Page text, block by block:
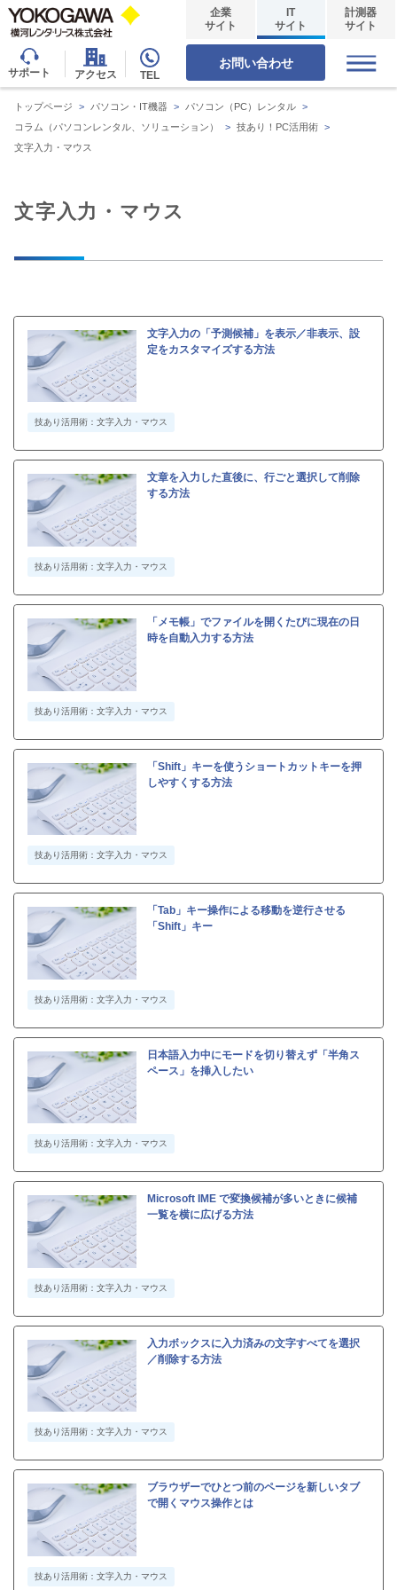
サポート アクセス TEL
企業
サイト
IT
サイト
計測器
サイト
お問い合わせ
トップページ > パソコン・IT機器 > パソコン（PC）レンタル >
コラム（パソコンレンタル、ソリューション）
> 技あり！PC活用術 >
文字入力・マウス
文字入力・マウス
文字入力の「予測候補」を表示／非表示、設
定をカスタマイズする方法
技あり活用術：文字入力・マウス
文章を入力した直後に、行ごと選択して削除
する方法
技あり活用術：文字入力・マウス
「メモ帳」でファイルを開くたびに現在の日
時を自動入力する方法
技あり活用術：文字入力・マウス
「Shift」キーを使うショートカットキーを押
しやすくする方法
技あり活用術：文字入力・マウス
「Tab」キー操作による移動を逆行させる
「Shift」キー
技あり活用術：文字入力・マウス
日本語入力中にモードを切り替えず「半角ス
ペース」を挿入したい
技あり活用術：文字入力・マウス
Microsoft IME で変換候補が多いときに候補
一覧を横に広げる方法
技あり活用術：文字入力・マウス
入力ボックスに入力済みの文字すべてを選択
／削除する方法
技あり活用術：文字入力・マウス
ブラウザーでひとつ前のページを新しいタブ
で開くマウス操作とは
技あり活用術：文字入力・マウス